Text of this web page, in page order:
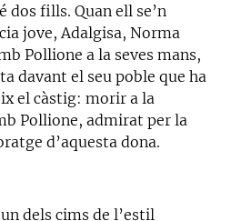
dos fills. Quan ell se’n
jove, Adalgisa, Norma
Pollione a la seves mans,
davant el seu poble que ha
el càstig: morir a la
Pollione, admirat per la
d’aquesta dona.
dels cims de l’estil